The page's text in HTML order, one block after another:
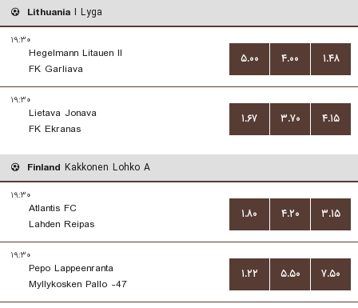
Lithuania I Lyga
۱۹:۳۰
Hegelmann Litauen II
FK Garliava
۵.۰۰ ۴.۰۰ ۱.۴۸
۱۹:۳۰
Lietava Jonava
FK Ekranas
۱.۶۷ ۳.۷۰ ۴.۱۵
Finland Kakkonen Lohko A
۱۹:۳۰
Atlantis FC
Lahden Reipas
۱.۸۰ ۴.۲۰ ۳.۱۵
۱۹:۳۰
Pepo Lappeenranta
Myllykosken Pallo -47
۱.۲۲ ۵.۵۰ ۷.۵۰